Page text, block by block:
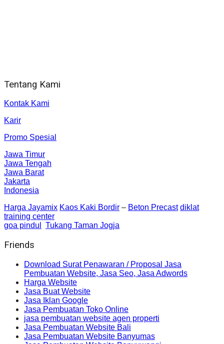
Tentang Kami
Kontak Kami
Karir
Promo Spesial
Jawa Timur
Jawa Tengah
Jawa Barat
Jakarta
Indonesia
Harga Jayamix Kaos Kaki Bordir – Beton Precast diklat
training center
goa pindul
Tukang Taman Jogja
Friends
Download Surat Penawaran / Proposal Jasa
Pembuatan Website, Jasa Seo, Jasa Adwords
Harga Website
Jasa Buat Website
Jasa Iklan Google
Jasa Pembuatan Toko Online
jasa pembuatan website agen properti
Jasa Pembuatan Website Bali
Jasa Pembuatan Website Banyumas